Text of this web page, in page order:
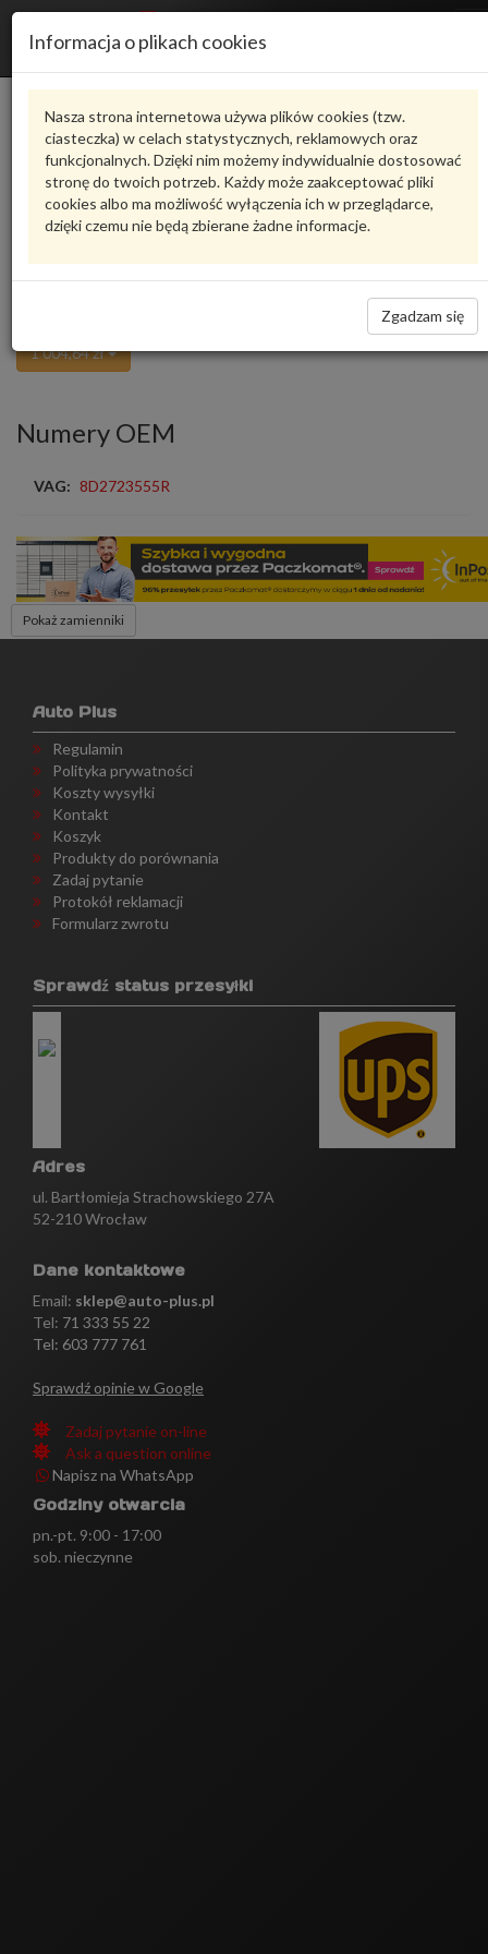
Informacja o plikach cookies
Nasza strona internetowa używa plików cookies (tzw.
ciasteczka) w celach statystycznych, reklamowych oraz
funkcjonalnych. Dzięki nim możemy indywidualnie dostosować
stronę do twoich potrzeb. Każdy może zaakceptować pliki
cookies albo ma możliwość wyłączenia ich w przeglądarce,
dzięki czemu nie będą zbierane żadne informacje.
Zgadzam się
Karta produktu
8D2723555RVW CLASSIC
oceń produkt
Zadaj pytanie o produkt
Część z oferty VW Classic - czas realizacji zamówienia około 14 dni
1 004,64 zł
Numery OEM
VAG: 8D2723555R
Pokaż zamienniki
Auto Plus
Regulamin
Polityka prywatności
Koszty wysyłki
Kontakt
Koszyk
Produkty do porównania
Zadaj pytanie
Protokół reklamacji
Formularz zwrotu
Sprawdź status przesyłki
Adres
ul. Bartłomieja Strachowskiego 27A
52-210 Wrocław
Dane kontaktowe
Email: sklep@auto-plus.pl
Tel: 71 333 55 22
Tel: 603 777 761
Sprawdź opinie w Google
Zadaj pytanie on-line
Ask a question online
Napisz na WhatsApp
Godziny otwarcia
pn.-pt. 9:00 - 17:00
sob. nieczynne